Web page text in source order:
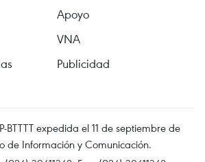
Apoyo
VNA
Publicidad
BTTTT expedida el 11 de septiembre de
de Información y Comunicación.